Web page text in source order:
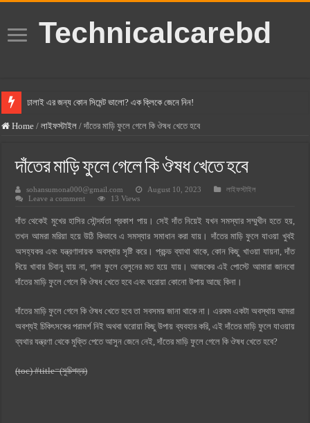
Technicalcarebd
ঢালাই এর জন্য কোন সিমেন্ট ভালো? এক ক্লিকে জেনে নিন!
বসুন্ধরা সিমেন্ট এর দাম ২০২৫
হোলসিম সিমেন্ট দাম ২০২৫
সুপারক্রিট সিমেন্ট দাম ২০২৫
ওয়ালটন মোবাইল কিস্তিতে কেনার নিয়ম ২০২৫
ওয়ালটন টিভি কিস্তিতে কেনার নিয়ম ২০২৫
গ্রামে লাভজনক ব্যবসা ২০২৫ ও গ্রামের বাজারে ব্যবসার আইডিয়া
Home / লাইফস্টাইল / দাঁতের মাড়ি ফুলে গেলে কি ঔষধ খেতে হবে
দাঁতের মাড়ি ফুলে গেলে কি ঔষধ খেতে হবে
sohansumona000@gmail.com August 10, 2023
লাইফস্টাইল
Leave a comment
13 Views
দাঁত থেকেই মুখের হাসির সৌন্দর্যতা প্রকাশ পায়। সেই দাঁত নিয়েই যখন সমস্যার সম্মুখীন হতে হয়,
তখন আমরা মরিয়া হয়ে উঠি কিভাবে এ সমস্যার সমাধান করা যায়। দাঁতের মাড়ি ফুলে যাওয়া খুবই
অসহ্যকর এবং যন্ত্রণাদায়ক অবস্থার সৃষ্টি করে। প্রচন্ড ব্যাথা থাকে, কোন কিছু খাওয়া যায়না, দাঁত
দিয়ে খাবার চিবানু যায় না, গাল ফুলে বেলুনের মত হয়ে যায়। আজকের এই পোস্টে আমারা জানবো
দাঁতের মাড়ি ফুলে গেলে কি ঔষধ খেতে হবে এবং ঘরোয়া কোনো উপায় আছে কিনা।
দাঁতের মাড়ি ফুলে গেলে কি ঔষধ খেতে হবে তা সবসময় জানা থাকে না। এরকম একটা অবস্থায় আমরা
অবশ্যই চিকিৎসকের পরামর্শ নিই অথবা ঘরোয়া কিছু উপায় ব্যবহার করি, এই দাঁতের মাড়ি ফুলে যাওয়ায়
ব্যথার যন্ত্রণা থেকে মুক্তি পেতে আসুন জেনে নেই, দাঁতের মাড়ি ফুলে গেলে কি ঔষধ খেতে হবে?
(toc) #title=(সুচিপত্র)